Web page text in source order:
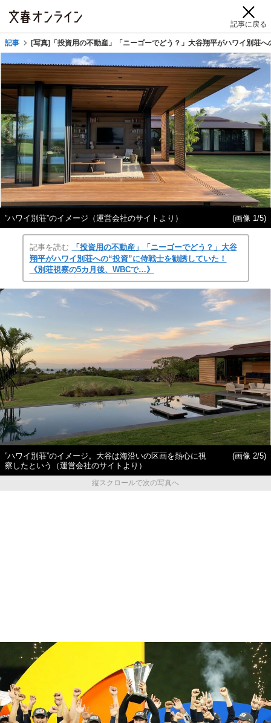
記事に戻る
記事 [写真]「投資用の不動産」「ニーゴーでどう？」大谷翔平がハワイ別荘
”ハワイ別荘”のイメージ（運営会社のサイトより） (画像 1/5)
記事を読む
「投資用の不動産」「ニーゴーでどう？」大谷
翔平がハワイ別荘への“投資”に侍戦士を勧誘していた！
《別荘視察の5カ月後、WBCで…》
”ハワイ別荘”のイメージ。大谷は海沿いの区画を熱心に視
察したという（運営会社のサイトより）
(画像 2/5)
縦スクロールで次の写真へ